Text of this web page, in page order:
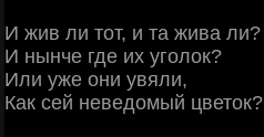
И жив ли тот, и та жива ли?
И нынче где их уголок?
Или уже они увяли,
Как сей неведомый цветок?